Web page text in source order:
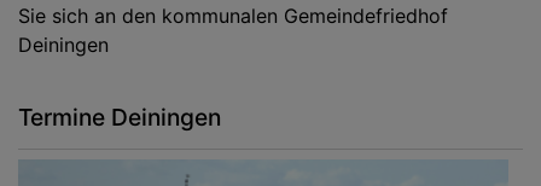
Sie sich an den kommunalen Gemeindefriedhof
Deiningen
Termine Deiningen